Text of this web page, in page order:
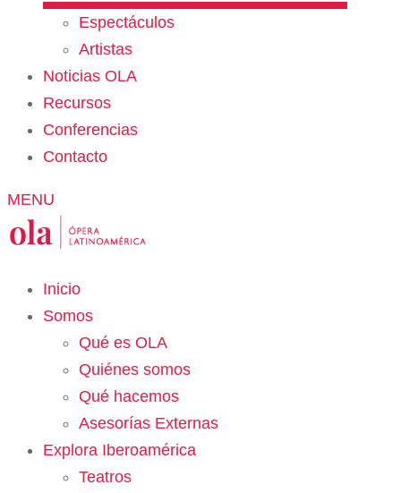
Espectáculos
Artistas
Noticias OLA
Recursos
Conferencias
Contacto
MENU
Inicio
Somos
Qué es OLA
Quiénes somos
Qué hacemos
Asesorías Externas
Explora Iberoamérica
Teatros